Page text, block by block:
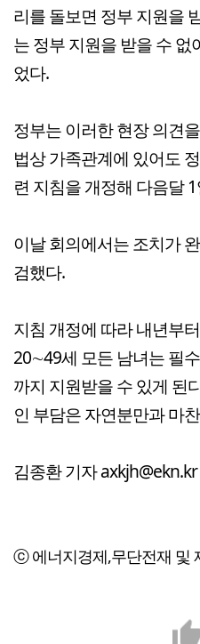
리를 돌보면 정부 지원을
는 정부 지원을 받을 수 없
었다.
정부는 이러한 현장 의견
법상 가족관계에 있어도
련 지침을 개정해 다음달
이날 회의에서는 조치가
검했다.
지침 개정에 따라 내년부
20∼49세 모든 남녀는 필
까지 지원받을 수 있게 된
인 부담은 자연분만과 마
김종환 기자 axkjh@ekn.kr
ⓒ 에너지경제,무단전재 및